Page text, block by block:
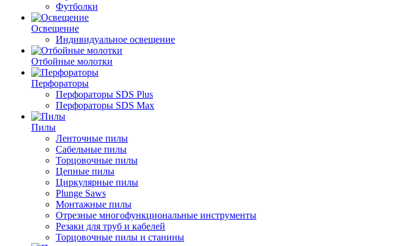
Футболки
Освещение
Индивидуальное освещение
Отбойные молотки
Перфораторы
Перфораторы SDS Plus
Перфораторы SDS Max
Пилы
Ленточные пилы
Сабельные пилы
Торцовочные пилы
Цепные пилы
Циркулярные пилы
Plunge Saws
Монтажные пилы
Отрезные многофункциональные инструменты
Резаки для труб и кабелей
Торцовочные пилы и станины